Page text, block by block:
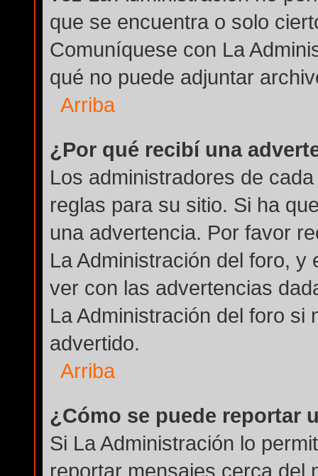
que se encuentra o solo
Comuníquese con La
qué no puede adjuntar
Arriba
¿Por qué recibí una
Los administradores de
reglas para su sitio. Si ha
una advertencia. Por favor
La Administración del foro,
ver con las advertencias
La Administración del foro si
advertido.
Arriba
¿Cómo se puede reportar
Si La Administración lo
reportar mensajes cerca del